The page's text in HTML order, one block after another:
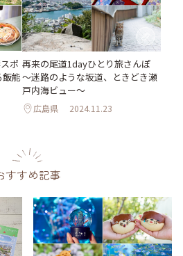
ポ
能
再来の尾道1dayひとり旅さんぽ
～迷路のような坂道、ときどき瀬
戸内海ビュー～
広島県 2024.11.23
すすめ記事